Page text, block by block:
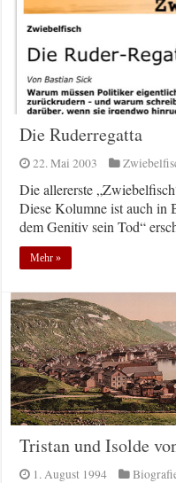
Die Ruderregatta
22. Mai 2003
Die allererste
Diese Kolumne ist auch in
dem Genitiv sein Tod“
Mehr »
Tristan und Isolde
1. August 1994